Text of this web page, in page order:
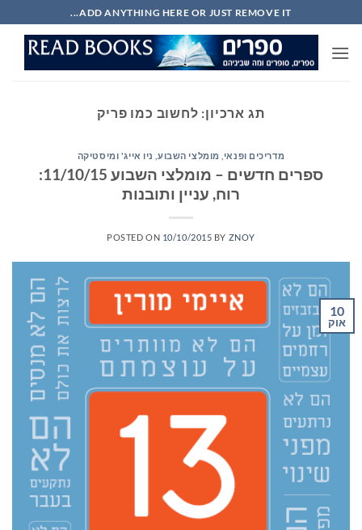
to
content
ADD ANYTHING HERE OR JUST REMOVE IT...
תג ארכיון: לחשוב כמו פריק
מדריכים ופנאי מומלצי השבוע, ניו אייג' ומיסטיקה
ספרים חדשים – מומלצי השבוע 11/10/15:
רוח, עניין ותובנות
POSTED ON 10/10/2015 BY ZNOY
10
אוק